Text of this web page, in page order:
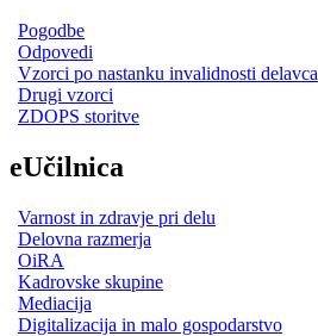
Pogodbe
Odpovedi
Vzorci po nastanku invalidnosti delavca
Drugi vzorci
ZDOPS storitve
eUčilnica
Varnost in zdravje pri delu
Delovna razmerja
OiRA
Kadrovske skupine
Mediacija
Digitalizacija in malo gospodarstvo